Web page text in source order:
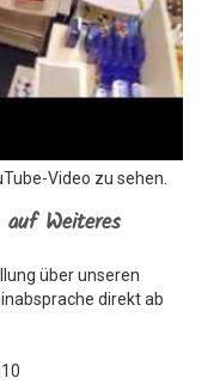
Video zu sehen.
Weiteres
über unseren
direkt ab